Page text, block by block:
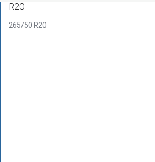
R20
265/50 R20